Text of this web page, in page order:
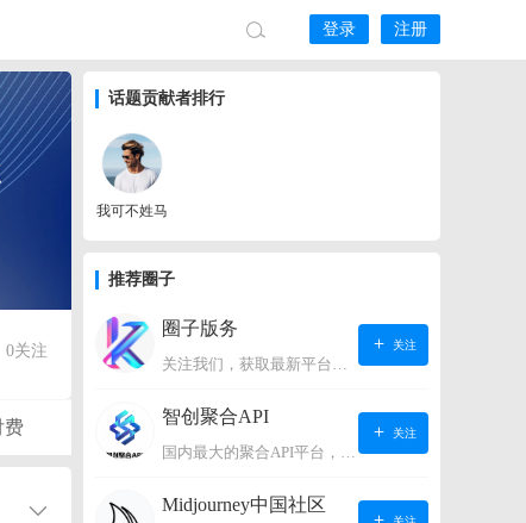
登录 注册
话题贡献者排行
我可不姓马
推荐圈子
圈子版务
关注我们，获取最新平台动态。
关注
智创聚合API
国内最大的聚合API平台，支持OpenAI、阿里、智谱、360、讯飞、百度等国内外大语言模型。https://s.lconai.com/
关注
Midjourney中国社区
0关注
费